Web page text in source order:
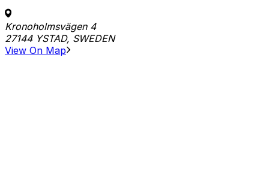
Kronoholmsvägen 4
27144 YSTAD, SWEDEN
View On Map